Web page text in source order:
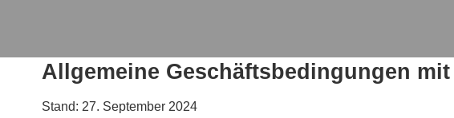
Allgemeine Geschäftsbedingungen
Stand: 27. September 2024